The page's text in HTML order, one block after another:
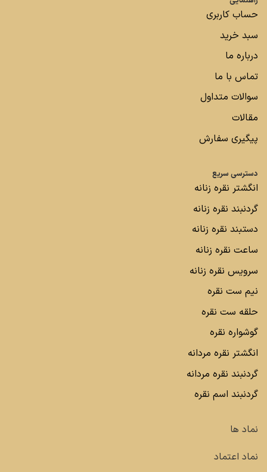
حساب کاربری
سبد خرید
درباره ما
تماس با ما
سوالات متداول
مقالات
پیگیری سفارش
دسترسی سریع
انگشتر نقره زنانه
گردنبند نقره زنانه
دستبند نقره زنانه
ساعت نقره زنانه
سرویس نقره زنانه
نیم ست نقره
حلقه ست نقره
گوشواره نقره
انگشتر نقره مردانه
گردنبند نقره مردانه
گردنبند اسم نقره
نماد ها
نماد اعتماد